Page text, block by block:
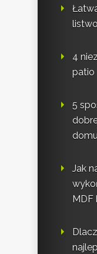
4
patio
5
domu
Jak
MDF